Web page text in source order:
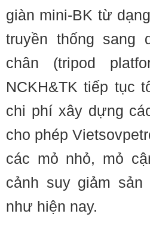
giàn mini-BK từ
truyền thống sang
chân (tripod
NCKH&TK tiếp tục
chi phí xây dựng
cho phép
các mỏ nhỏ, mỏ
cảnh suy giảm
như hiện nay.